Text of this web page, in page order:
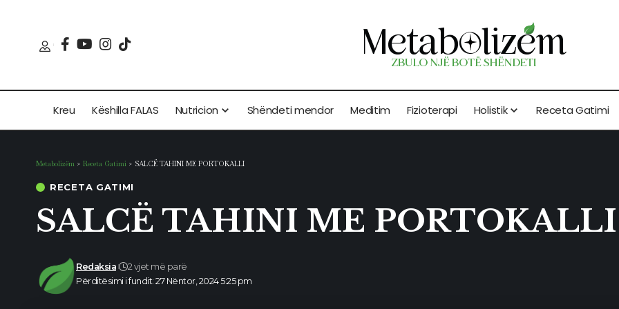
Kreu Këshilla FALAS Nutricion Shëndeti mendor Meditim Fizioterapi Holistik Receta Gatimi
Metabolizëm > Receta Gatimi > SALCË TAHINI ME PORTOKALLI
RECETA GATIMI
SALCË TAHINI ME PORTOKALLI
Përditësimi i fundit: 27 Nëntor, 2024 5:25 pm
Redaksia 2 vjet më parë